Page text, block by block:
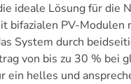
ideale Lösung für die
bifazialen PV-Modulen
System durch
von bis zu 30 % bei
ein helles und